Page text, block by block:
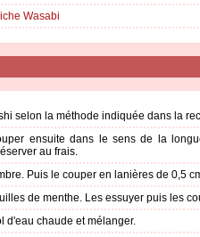
Wasabi
selon la méthode indiquée dans la
ensuite dans le sens de la
au frais.
Puis le couper en lanières de 0,5
de menthe. Les essuyer puis les
d'eau chaude et mélanger.